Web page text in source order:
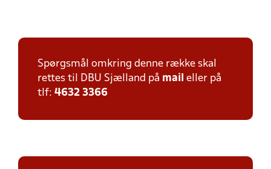
Spørgsmål omkring denne række skal
rettes til DBU Sjælland på mail eller på
tlf: 4632 3366